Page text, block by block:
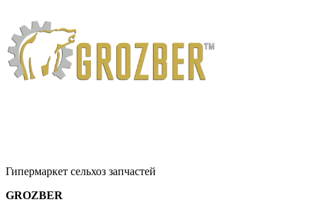
Гипермаркет сельхоз запчастей
GROZBER